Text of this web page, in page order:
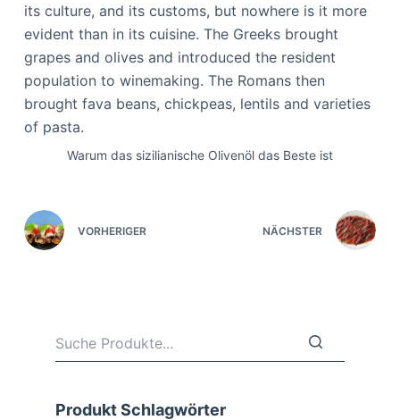
its culture, and its customs, but nowhere is it more
evident than in its cuisine. The Greeks brought
grapes and olives and introduced the resident
population to winemaking. The Romans then
brought fava beans, chickpeas, lentils and varieties
of pasta.
Warum das sizilianische Olivenöl das Beste ist
VORHERIGER NÄCHSTER
Produkt Schlagwörter